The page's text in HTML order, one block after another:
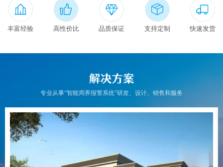
丰富经验 高性价比 品质保证 支持定制 快速发货
专业从事“智能周界报警系统”研发、设计、销售和服务